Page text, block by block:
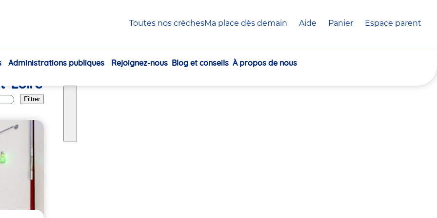
Toutes nos crèchesMa place dès demain Aide Panier crèche(s)
Espace parent
Navigation
Administrations publiques Rejoignez-nous Blog et conseils À propos de nous
Filtrer
Loire
30
30